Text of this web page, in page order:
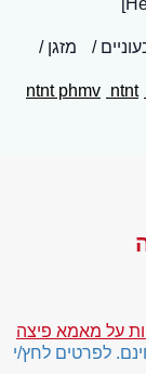
מזגן
ntnt
על מאמא פיצה
לפרטים לחץ/י